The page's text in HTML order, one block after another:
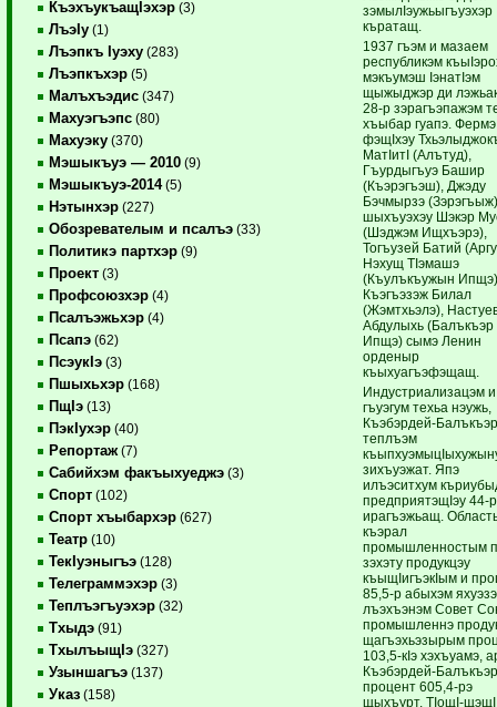
КъэхъукъащIэхэр (3)
ЛъэIу (1)
Лъэпкъ Iуэху (283)
Лъэпкъхэр (5)
Малъхъэдис (347)
Махуэгъэпс (80)
Махуэку (370)
Мэшыкъуэ — 2010 (9)
Мэшыкъуэ-2014(5)
Нэтынхэр (227)
Обозревателым и псалъэ (33)
Политикэ партхэр (9)
Проект (3)
Профсоюзхэр (4)
Псалъэжьхэр (4)
Псапэ (62)
ПсэукIэ (3)
Пшыхьхэр (168)
ПщIэ (13)
ПэкIухэр (40)
Репортаж (7)
Сабийхэм факъыхуеджэ (3)
Спорт (102)
Спорт хъыбархэр (627)
Театр (10)
ТекIуэныгъэ (128)
Телеграммэхэр (3)
Теплъэгъуэхэр (32)
Тхыдэ (91)
ТхылъыщIэ (327)
Узыншагъэ (137)
Указ (158)
зэмылIэужьыгъуэхэр
къратащ.
1937 гъэм и мазаем
республикэм
мэкъумэш IэнатIэм
щыжыджэр ди
28-р зэрагъэпажэм
хъыбар гуапэ.
фэщIхэу
МатIитI (Алътуд),
Гъурдыгъуэ Башир
(Къэрэгъэш), Джэду
Бэчмырзэ
шыхъуэхэу Шэкэр
(Шэджэм Ищхъэрэ),
Тогъузей Батий
Нэхущ ТIэмашэ
(Къулъкъужын
Къэгъэзэж Билал
(Жэмтхьэлэ),
Абдулыхь (Балъкъэр
Ипщэ) сымэ Ленин
орденыр
къыхуагъэфэщащ.
Индустриализацэм и
гъуэгум техьа нэужь,
Къэбэрдей-
теплъэм
зихъуэжат. Япэ
илъэситхум
предприятэщIэу 44-
ирагъэжьащ.
къэрал
промышленностым
зэхэту продукцэу
къыщIигъэкIым и
85,5-р абыхэм
лъэхъэнэм Совет
промышленнэ
щагъэхьэзырым
103,5-кIэ хэхъуамэ,
Къэбэрдей-
процент 605,4-рэ
щыхъурт. ТIощI-щэщI